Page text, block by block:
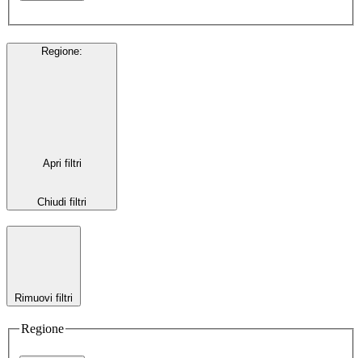
Regione:
Apri filtri
Chiudi filtri
Rimuovi filtri
Regione